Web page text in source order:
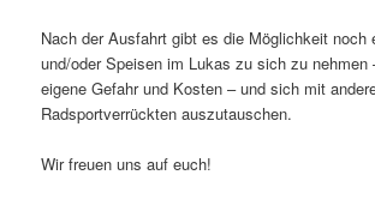
Nach der Ausfahrt gibt es die Möglichkeit noch
und/oder Speisen im Lukas zu sich zu nehmen
eigene Gefahr und Kosten – und sich mit
Radsportverrückten auszutauschen.
Wir freuen uns auf euch!